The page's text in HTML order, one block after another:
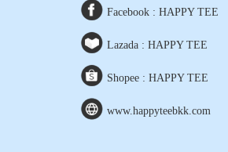
Facebook : HAPPY TEE
Lazada : HAPPY TEE
Shopee : HAPPY TEE
www.happyteebkk.com